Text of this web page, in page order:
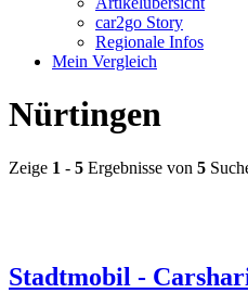
car2go Story
Regionale Infos
Mein Vergleich
Nürtingen
Zeige 1 - 5 Ergebnisse von 5
Stadtmobil -